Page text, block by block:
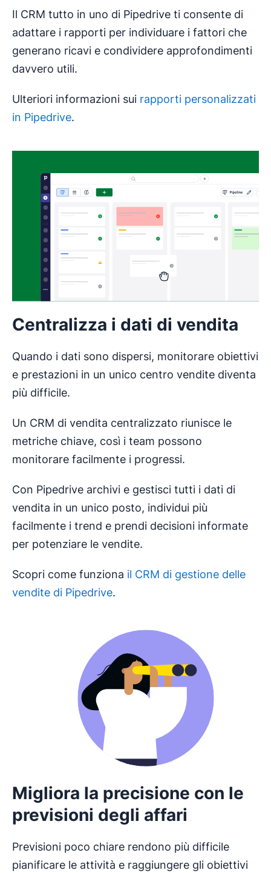
Il CRM tutto in uno di Pipedrive ti consente di
adattare i rapporti per individuare i fattori che
generano ricavi e condividere approfondimenti
davvero utili.
Ulteriori informazioni sui rapporti personalizzati
in Pipedrive.
Centralizza i dati di vendita
Quando i dati sono dispersi, monitorare obiettivi
e prestazioni in un unico centro vendite diventa
più difficile.
Un CRM di vendita centralizzato riunisce le
metriche chiave, così i team possono
monitorare facilmente i progressi.
Con Pipedrive archivi e gestisci tutti i dati di
vendita in un unico posto, individui più
facilmente i trend e prendi decisioni informate
per potenziare le vendite.
Scopri come funziona il CRM di gestione delle
vendite di Pipedrive.
Migliora la precisione con le
previsioni degli affari
Previsioni poco chiare rendono più difficile
pianificare le attività e raggiungere gli obiettivi